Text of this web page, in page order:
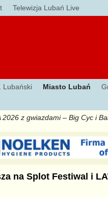
Telewizja Lubań Live
Lubański Miasto Lubań
z gwiazdami – Big Cyc i
na Splot Festiwal i